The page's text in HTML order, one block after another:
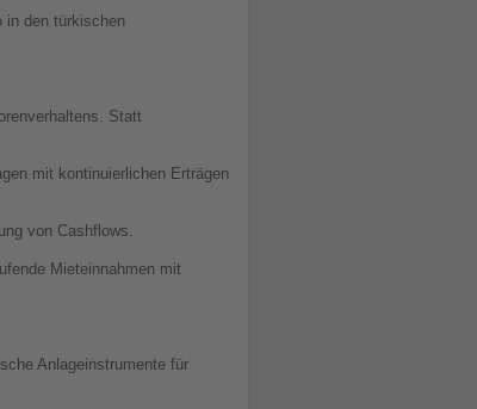
in den türkischen
Statt
mit kontinuierlichen Erträgen
von Cashflows.
Mieteinnahmen mit
Anlageinstrumente für